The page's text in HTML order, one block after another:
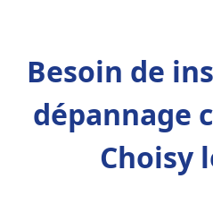
Besoin de
dépannage
Choisy